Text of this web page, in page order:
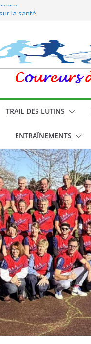
TRAIL DES LUTINS
ENTRAÎNEMENTS